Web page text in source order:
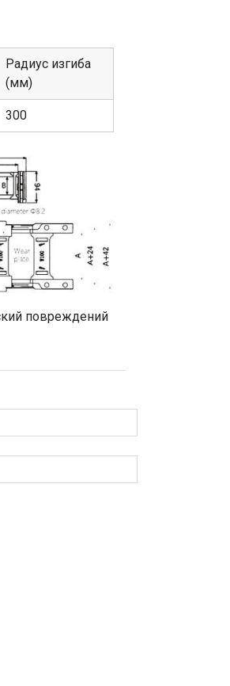
Радиус изгиба
(мм)
300
повреждений